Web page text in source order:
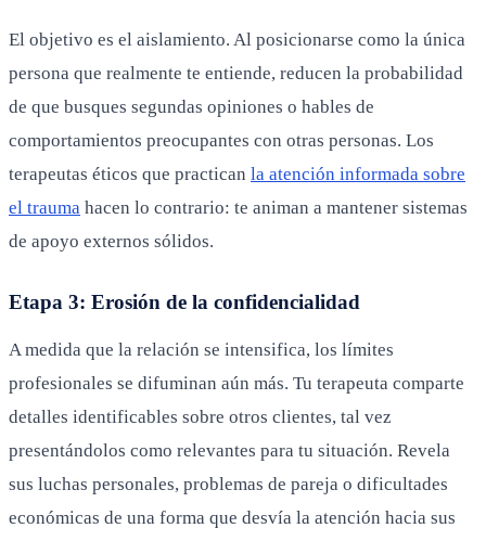
El objetivo es el aislamiento. Al posicionarse como la única
persona que realmente te entiende, reducen la probabilidad
de que busques segundas opiniones o hables de
comportamientos preocupantes con otras personas. Los
terapeutas éticos que practican la atención informada sobre
el trauma hacen lo contrario: te animan a mantener sistemas
de apoyo externos sólidos.
Etapa 3: Erosión de la confidencialidad
A medida que la relación se intensifica, los límites
profesionales se difuminan aún más. Tu terapeuta comparte
detalles identificables sobre otros clientes, tal vez
presentándolos como relevantes para tu situación. Revela
sus luchas personales, problemas de pareja o dificultades
económicas de una forma que desvía la atención hacia sus